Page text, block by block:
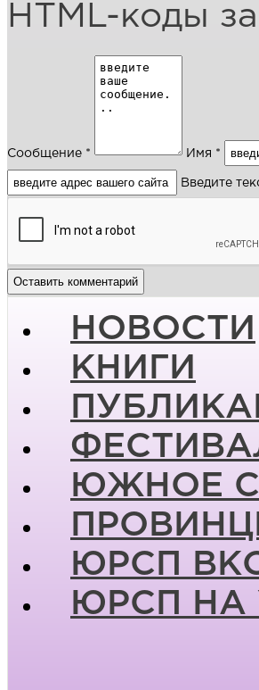
HTML-коды
Сообщение * Имя *
Введите
НОВОСТИ
КНИГИ
ЮЖНОЕ
ЮРСП
ЮРСП НА